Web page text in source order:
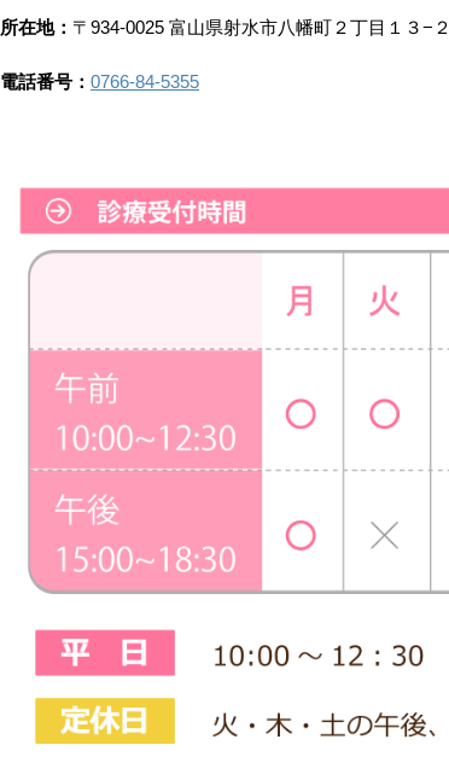
所在地： 〒934-0025 富山県射水市八幡町２丁目１３−２
電話番号： 0766-84-5355